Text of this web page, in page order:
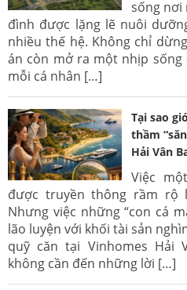
sống nơi
đình được lặng lẽ nuôi
nhiều thế hệ. Không chỉ
án còn mở ra một nhịp
mỗi cá nhân […]
Tại sao
thầm
Hải Vân
Việc
được truyền thông rầm rộ
Nhưng việc những “con cá
lão luyện với khối tài sản
quỹ căn tại Vinhomes Hải
không cần đến những lời […]